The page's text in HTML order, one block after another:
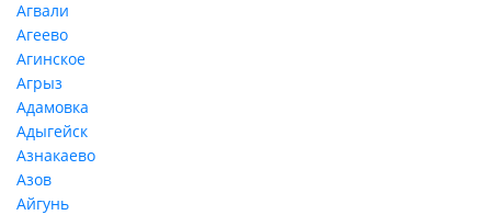
Агвали
Агеево
Агинское
Агрыз
Адамовка
Адыгейск
Азнакаево
Азов
Айгунь